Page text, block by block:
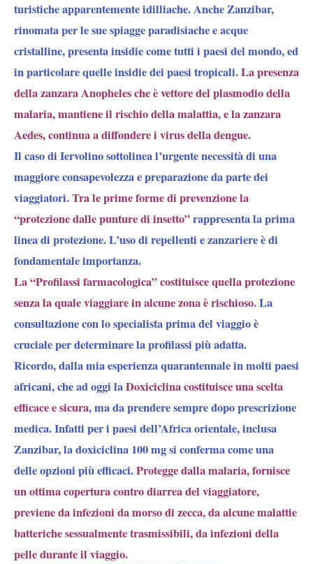
turistiche apparentemente idilliache. Anche Zanzibar,
rinomata per le sue spiagge paradisiache e acque
cristalline, presenta insidie come tutti i paesi del mondo, ed
in particolare quelle insidie dei paesi tropicali.La presenza
della zanzara Anopheles che è vettore del plasmodio della
malaria, mantiene il rischio della malattia, e la zanzara
Aedes, continua a diffondere i virus della dengue.
Il caso di Iervolino sottolinea l’urgente necessità di una
maggiore consapevolezza e preparazione da parte dei
viaggiatori.Tra le prime forme di prevenzione la
“protezione dalle punture di insetto”rappresenta la prima
linea di protezione. L’uso di repellenti e zanzariere è di
fondamentale importanza.
La “Profilassi farmacologica” costituisce quella protezione
senza la quale viaggiare in alcune zona è rischioso.La
consultazione con lo specialista prima del viaggio è
cruciale per determinare la profilassi più adatta.
Ricordo, dalla mia esperienza quarantennale in molti paesi
africani, che ad oggi laDoxiciclina costituisce una scelta
efficace e sicura, ma da prendere sempre dopo prescrizione
medica. Infatti per i paesi dell’Africa orientale, inclusa
Zanzibar, la doxiciclina 100 mg si conferma come una
delle opzioni più efficaci.Protegge dalla malaria, fornisce
un ottima copertura contro diarrea del viaggiatore,
previene da infezioni da morso di zecca, da alcune malattie
batteriche sessualmente trasmissibili, da infezioni della
pelle durante il viaggio.